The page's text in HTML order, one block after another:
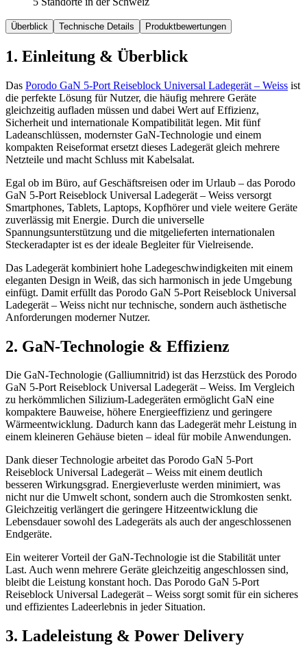
Überblick Technische Details Produktbewertungen
1. Einleitung & Überblick
Das Porodo GaN 5-Port Reiseblock Universal Ladegerät – Weiss ist
die perfekte Lösung für Nutzer, die häufig mehrere Geräte
gleichzeitig aufladen müssen und dabei Wert auf Effizienz,
Sicherheit und internationale Kompatibilität legen. Mit fünf
Ladeanschlüssen, modernster GaN-Technologie und einem
kompakten Reiseformat ersetzt dieses Ladegerät gleich mehrere
Netzteile und macht Schluss mit Kabelsalat.
Egal ob im Büro, auf Geschäftsreisen oder im Urlaub – das Porodo
GaN 5-Port Reiseblock Universal Ladegerät – Weiss versorgt
Smartphones, Tablets, Laptops, Kopfhörer und viele weitere Geräte
zuverlässig mit Energie. Durch die universelle
Spannungsunterstützung und die mitgelieferten internationalen
Steckeradapter ist es der ideale Begleiter für Vielreisende.
Das Ladegerät kombiniert hohe Ladegeschwindigkeiten mit einem
eleganten Design in Weiß, das sich harmonisch in jede Umgebung
einfügt. Damit erfüllt das Porodo GaN 5-Port Reiseblock Universal
Ladegerät – Weiss nicht nur technische, sondern auch ästhetische
Anforderungen moderner Nutzer.
2. GaN-Technologie & Effizienz
Die GaN-Technologie (Galliumnitrid) ist das Herzstück des Porodo
GaN 5-Port Reiseblock Universal Ladegerät – Weiss. Im Vergleich
zu herkömmlichen Silizium-Ladegeräten ermöglicht GaN eine
kompaktere Bauweise, höhere Energieeffizienz und geringere
Wärmeentwicklung. Dadurch kann das Ladegerät mehr Leistung in
einem kleineren Gehäuse bieten – ideal für mobile Anwendungen.
Dank dieser Technologie arbeitet das Porodo GaN 5-Port
Reiseblock Universal Ladegerät – Weiss mit einem deutlich
besseren Wirkungsgrad. Energieverluste werden minimiert, was
nicht nur die Umwelt schont, sondern auch die Stromkosten senkt.
Gleichzeitig verlängert die geringere Hitzeentwicklung die
Lebensdauer sowohl des Ladegeräts als auch der angeschlossenen
Endgeräte.
Ein weiterer Vorteil der GaN-Technologie ist die Stabilität unter
Last. Auch wenn mehrere Geräte gleichzeitig angeschlossen sind,
bleibt die Leistung konstant hoch. Das Porodo GaN 5-Port
Reiseblock Universal Ladegerät – Weiss sorgt somit für ein sicheres
und effizientes Ladeerlebnis in jeder Situation.
3. Ladeleistung & Power Delivery